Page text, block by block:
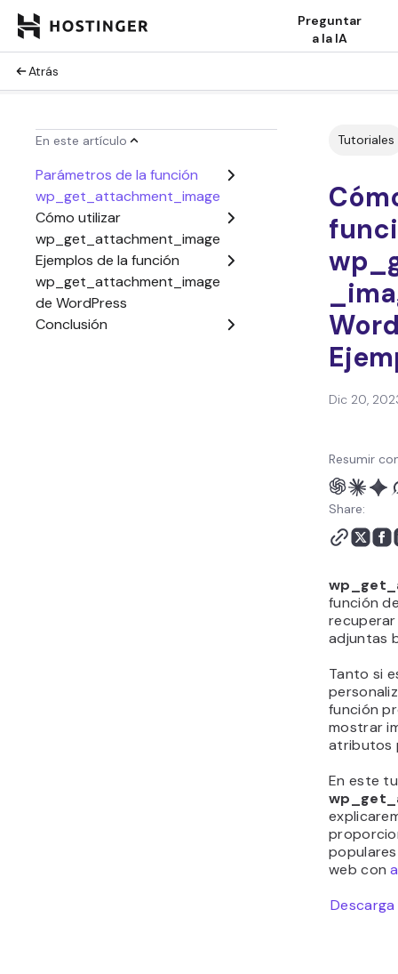
Preguntar
a la IA
Atrás
En este artículo
Parámetros de la función
wp_get_attachment_image
Cómo utilizar
wp_get_attachment_image
Ejemplos de la función
wp_get_attachment_image
de WordPress
Conclusión
Tutoriales
Dic 20,
Resumir
Share:
función
adjuntas
Tanto si
función
mostrar
atributos
En este
web con